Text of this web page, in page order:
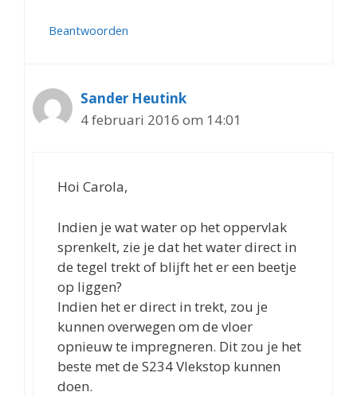
Beantwoorden
Sander Heutink
4 februari 2016 om 14:01
Hoi Carola,
Indien je wat water op het oppervlak
sprenkelt, zie je dat het water direct in
de tegel trekt of blijft het er een beetje
op liggen?
Indien het er direct in trekt, zou je
kunnen overwegen om de vloer
opnieuw te impregneren. Dit zou je het
beste met de S234 Vlekstop kunnen
doen.